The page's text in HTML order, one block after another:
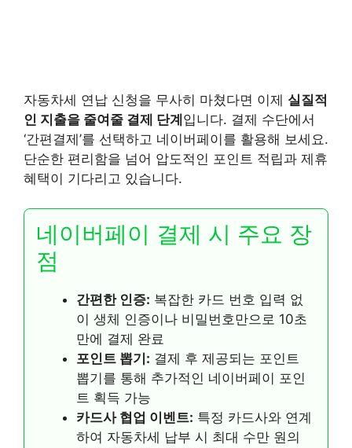
자동차세 연납 신청을 무사히 마쳤다면 이제 실질적
인 지출을 줄여줄 결제 단계입니다. 결제 수단에서
‘간편결제’를 선택하고 네이버페이를 활용해 보세요.
단순한 편리함을 넘어 압도적인 포인트 적립과 제휴
혜택이 기다리고 있습니다.
네이버페이 결제 시 주요 장
점
간편한 인증: 복잡한 카드 번호 입력 없
이 생체 인증이나 비밀번호만으로 10초
만에 결제 완료
포인트 뽑기: 결제 후 제공되는 포인트
뽑기를 통해 추가적인 네이버페이 포인
트 획득 가능
카드사 협업 이벤트: 특정 카드사와 연계
하여 자동차세 납부 시 최대 수만 원의